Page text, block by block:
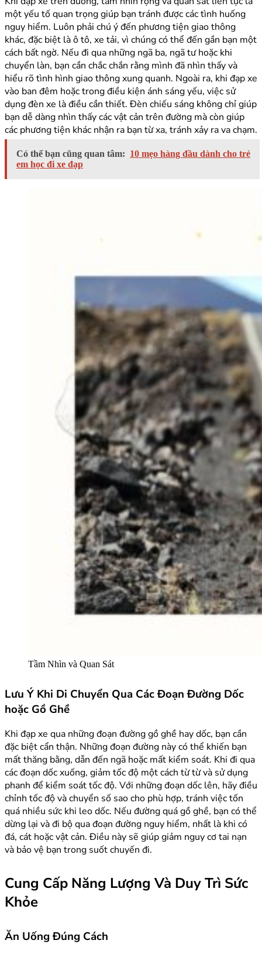
một yếu tố quan trọng giúp bạn tránh được các tình huống
nguy hiểm. Luôn phải chú ý đến phương tiện giao thông
khác, đặc biệt là ô tô, xe tải, vì chúng có thể đến gần bạn một
cách bất ngờ. Nếu đi qua những ngã ba, ngã tư hoặc khi
chuyển làn, bạn cần chắc chắn rằng mình đã nhìn thấy và
hiểu rõ tình hình giao thông xung quanh. Ngoài ra, khi đạp xe
vào ban đêm hoặc trong điều kiện ánh sáng yếu, việc sử
dụng đèn xe là điều cần thiết. Đèn chiếu sáng không chỉ giúp
bạn dễ dàng nhìn thấy các vật cản trên đường mà còn giúp
các phương tiện khác nhận ra bạn từ xa, tránh xảy ra va chạm.
Có thể bạn cũng quan tâm: 10 mẹo hàng đầu dành cho trẻ
em học đi xe đạp
Tầm Nhìn và Quan Sát
Lưu Ý Khi Di Chuyển Qua Các Đoạn Đường Dốc
hoặc Gồ Ghề
Khi đạp xe qua những đoạn đường gồ ghề hay dốc, bạn cần
đặc biệt cẩn thận. Những đoạn đường này có thể khiến bạn
mất thăng bằng, dẫn đến ngã hoặc mất kiểm soát. Khi đi qua
các đoạn dốc xuống, giảm tốc độ một cách từ từ và sử dụng
phanh để kiểm soát tốc độ. Với những đoạn dốc lên, hãy điều
chỉnh tốc độ và chuyển số sao cho phù hợp, tránh việc tốn
quá nhiều sức khi leo dốc. Nếu đường quá gồ ghề, bạn có thể
dừng lại và đi bộ qua đoạn đường nguy hiểm, nhất là khi có
đá, cát hoặc vật cản. Điều này sẽ giúp giảm nguy cơ tai nạn
và bảo vệ bạn trong suốt chuyến đi.
Cung Cấp Năng Lượng Và Duy Trì Sức
Khỏe
Ăn Uống Đúng Cách